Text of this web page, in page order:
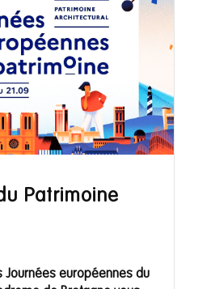
Patrimoine
Journées européennes du